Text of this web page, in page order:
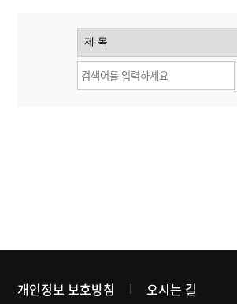
개인정보 보호방침 오시는 길